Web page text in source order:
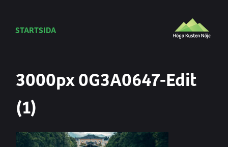
STARTSIDA
3000px 0G3A0647-Edit
(1)